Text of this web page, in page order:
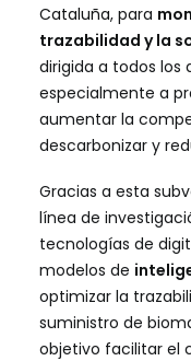
Cataluña, para
trazabilidad y la
dirigida a todos los
especialmente a
aumentar la
descarbonizar y
Gracias a esta
línea de
tecnologías de
modelos de
optimizar la
suministro de
objetivo facilitar el